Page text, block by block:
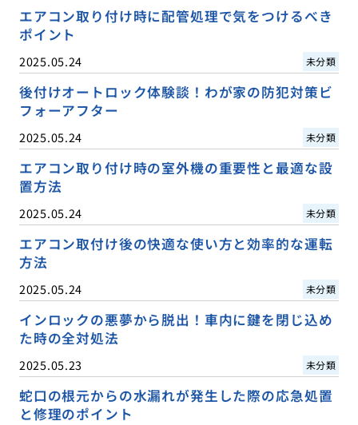
エアコン取り付け時に配管処理で気をつけるべき
ポイント
2025.05.24 未分類
後付けオートロック体験談！わが家の防犯対策ビ
フォーアフター
2025.05.24 未分類
エアコン取り付け時の室外機の重要性と最適な設
置方法
2025.05.24 未分類
エアコン取付け後の快適な使い方と効率的な運転
方法
2025.05.24 未分類
インロックの悪夢から脱出！車内に鍵を閉じ込め
た時の全対処法
2025.05.23 未分類
蛇口の根元からの水漏れが発生した際の応急処置
と修理のポイント